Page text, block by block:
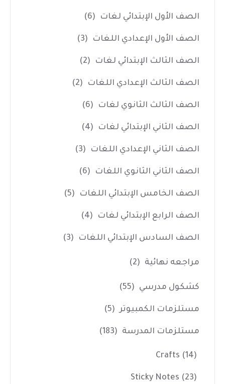
الصف الأول الإبتدائي لغات (6)
الصف الأول الإعدادي اللغات (3)
الصف الثالث الإبتدائي لغات (2)
الصف الثالث الإعدادي اللغات (2)
الصف الثالث الثانوي لغات (6)
الصف الثاني الإبتدائي لغات (4)
الصف الثاني الإعدادي اللغات (3)
الصف الثاني الثانوي اللغات (6)
الصف الخامس الإبتدائي اللغات (5)
الصف الرابع الإبتدائي لغات (4)
الصف السادس الإبتدائي اللغات (3)
مراجعه نهائية (2)
كشكول مدرسي (55)
مستلزمات الكمبيوتر (5)
مستلزمات المدرسة (183)
Crafts (14)
Sticky Notes (23)